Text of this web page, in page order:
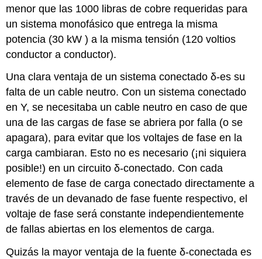
menor que las 1000 libras de cobre requeridas para
un sistema monofásico que entrega la misma
potencia (30 kW ) a la misma tensión (120 voltios
conductor a conductor).
Una clara ventaja de un sistema conectado δ-es su
falta de un cable neutro. Con un sistema conectado
en Y, se necesitaba un cable neutro en caso de que
una de las cargas de fase se abriera por falla (o se
apagara), para evitar que los voltajes de fase en la
carga cambiaran. Esto no es necesario (¡ni siquiera
posible!) en un circuito δ-conectado. Con cada
elemento de fase de carga conectado directamente a
través de un devanado de fase fuente respectivo, el
voltaje de fase será constante independientemente
de fallas abiertas en los elementos de carga.
Quizás la mayor ventaja de la fuente δ-conectada es